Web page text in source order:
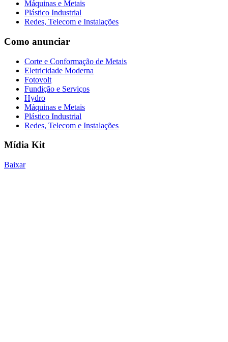
Máquinas e Metais
Plástico Industrial
Redes, Telecom e Instalações
Como anunciar
Corte e Conformação de Metais
Eletricidade Moderna
Fotovolt
Fundição e Serviços
Hydro
Máquinas e Metais
Plástico Industrial
Redes, Telecom e Instalações
Mídia Kit
Baixar